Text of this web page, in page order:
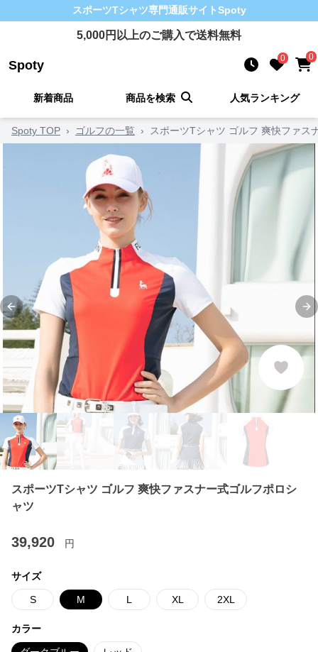
スポーツTシャツ専門通販サイトSpoty
5,000円以上のご購入で送料無料
Spoty 0 0
新着商品 商品を検索 人気ランキング
Spoty TOP › ゴルフの一覧 › スポーツTシャツ ゴルフ 爽快ファス
Previous slide
スポーツTシャツ ゴルフ 爽快ファスナー式ゴルフポロシ
ャツ
39,920 円
サイズ
S M L XL 2XL
カラー